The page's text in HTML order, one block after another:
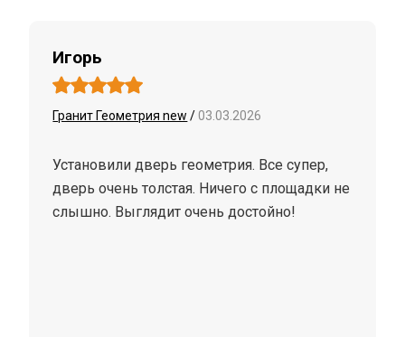
Игорь
Гранит Геометрия new /03.03.2026
Установили дверь геометрия. Все супер,
дверь очень толстая. Ничего с площадки не
слышно. Выглядит очень достойно!